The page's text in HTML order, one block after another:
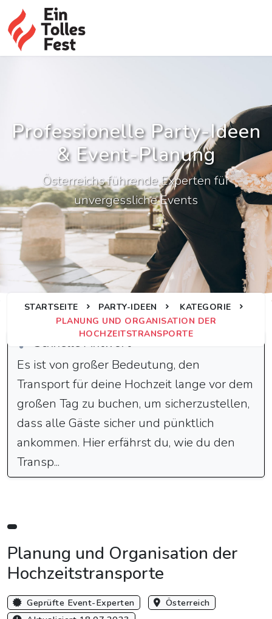
Professionelle Party-Ideen
& Event-Planung
Österreichs führende Experten für
unvergessliche Events
STARTSEITE PARTY-IDEEN
KATEGORIE
PLANUNG UND ORGANISATION DER
HOCHZEITSTRANSPORTE
Schnelle Antwort
Es ist von großer Bedeutung, den
Transport für deine Hochzeit lange vor dem
großen Tag zu buchen, um sicherzustellen,
dass alle Gäste sicher und pünktlich
ankommen. Hier erfährst du, wie du den
Transp...
Planung und Organisation der
Hochzeitstransporte
Geprüfte Event-Experten
Österreich